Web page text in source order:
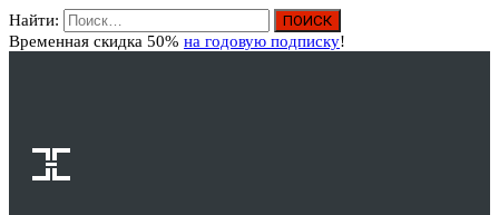
Найти:
Временная скидка 50% на годовую подписку!